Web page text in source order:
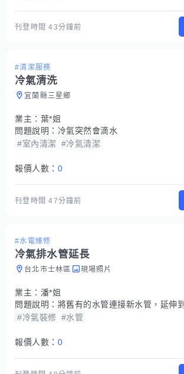
刊登時間43分鐘前
#清潔服務
冷氣清洗
宜蘭縣三星鄉
業主： 葉*姐
問題說明： 冷氣突然會滴水
#室內清潔
#冷氣清潔
報價人數： 0
刊登時間47分鐘前
#水電維修
冷氣排水管延長
台北市士林區 現場照片
業主： 潘*姐
問題說明： 將舊有的水管連接新水管，延伸到後陽台排水
#冷氣裝修 #水管
報價人數： 0